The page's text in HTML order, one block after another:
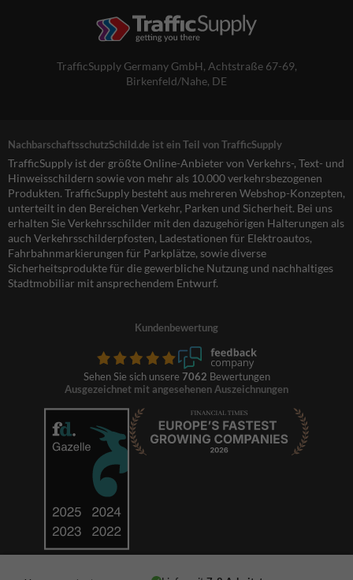
TrafficSupply Germany GmbH, Achtstraße 67-69,
Birkenfeld/Nahe, DE
NachbarschaftsschutzSchild.de ist ein Teil von TrafficSupply
TrafficSupply ist der größte Online-Anbieter von Verkehrs-, Text- und
Hinweisschildern sowie von mehr als 10.000 verkehrsbezogenen
Produkten. TrafficSupply besteht aus mehreren Webshop-Konzepten,
unterteilt in den Bereichen Verkehr, Parken und Sicherheit. Bei uns
erhalten Sie Verkehrsschilder mit den dazugehörigen Halterungen als
auch Verkehrsschilderpfosten, Ladestationen für Elektroautos,
Fahrbahnmarkierungen für Parkplätze, sowie diverse
Sicherheitsprodukte für die gewerbliche Nutzung und nachhaltiges
Stadtmobiliar mit ansprechendem Entwurf.
Kundenbewertung
Sehen Sie sich unsere 7062 Bewertungen
Ausgezeichnet mit angesehenen Auszeichnungen